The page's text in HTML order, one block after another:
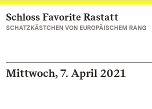
Zum Hauptinhalt springen
Schloss Favorite Rastatt
SCHATZKÄSTCHEN VON EUROPÄISCHEM RANG
Mittwoch, 7. April 2021